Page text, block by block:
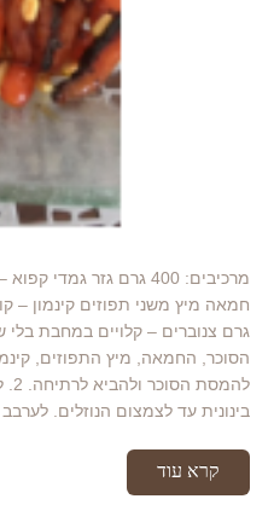
הסוכר, החמאה, מיץ התפוזים,
בינונית עד לצמצום הנוזלים.
קרא עוד